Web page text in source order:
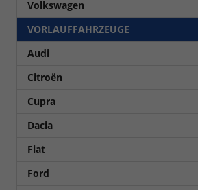
Volkswagen
VORLAUFFAHRZEUGE
Audi
Citroën
Cupra
Dacia
Fiat
Ford